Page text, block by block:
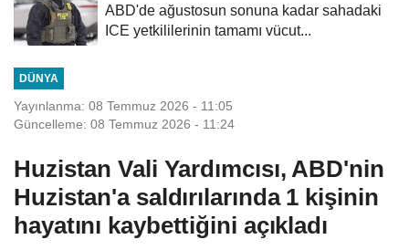
ABD'de ağustosun sonuna kadar sahadaki
ICE yetkililerinin tamamı vücut...
DÜNYA
Yayınlanma: 08 Temmuz 2026 - 11:05
Güncelleme: 08 Temmuz 2026 - 11:24
Huzistan Vali Yardımcısı, ABD'nin
Huzistan'a saldırılarında 1 kişinin
hayatını kaybettiğini açıkladı